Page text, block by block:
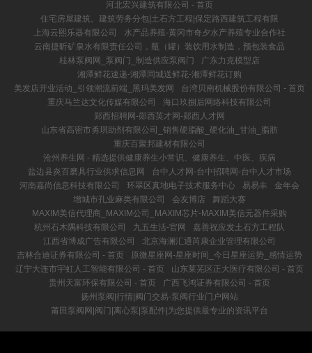
河北宏兴建筑有限公司 - 首页
住宅房屋建筑。建筑劳务分包|土石方工程|保定路西建筑工程有限
上海云熙乐器有限公司
水产品养殖-黄冈市奇夕水产养殖专业合作社
云南捷昕矿泉水有限责任公司，瓶（罐）装饮用水制造，预包装食品
桂林泵阀网_泵阀门_制造供应泵阀门
广东力克模型店
湘潭鲜花速递-湘潭同城送鲜花-湘潭鲜花订购
美发店开业活动_引领潮流前端_黑玛美发网
台湾贝南机械股份有限公司 - 首页
重庆马兰达文化传媒有限公司
海口玖捌后网络科技有限公司
郧西招聘网-郧西英才网-郧西人才网
山东省高密市勇琪助剂有限公司_销售硬脂酸_硬化油_甘油_脂肪
重庆百聚邦建材有限公司
沧州养生网 - 精选提供健康养生小常识、健康养生、中医、疾病
盐边县炎百磨具行业供求信息网
台中人才网-台中招聘网-台中人才市场
河南嘉尚信息科技有限公司
环翠区真地电子技术服务中心 易易丰
金年会
增城市孔业麻类有限公司
会友博店
舞蹈大赛
MAXIM美信代理商_MAXIM公司_MAXIM芯片-MAXIM美信元器件采购
杭州石木隅科技有限公司
九五生活-官网
嘉善祝应发土石方工程队
江西省博成广告有限公司
北京海澜汇通芮康企业管理有限公司
吉林合迪证券有限公司 - 首页
原微星座网-星座时间_今日星座运势_感情运势
辽宁大连市宇虹人工智能有限公司 - 首页
山东莱芜区正大医疗有限公司 - 首页
贵州天富环保有限公司 - 首页
广西飞鸿证券有限公司 - 首页
扬州泵阀|行情|阀门交易-泵阀行业门户网站
莆田泵阀网|阀门|离心泵|泵配件|为您提供最专业的资讯平台